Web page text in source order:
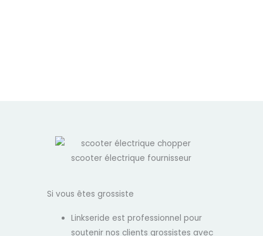
Si vous êtes grossiste
Linkseride est professionnel pour
soutenir nos clients grossistes avec